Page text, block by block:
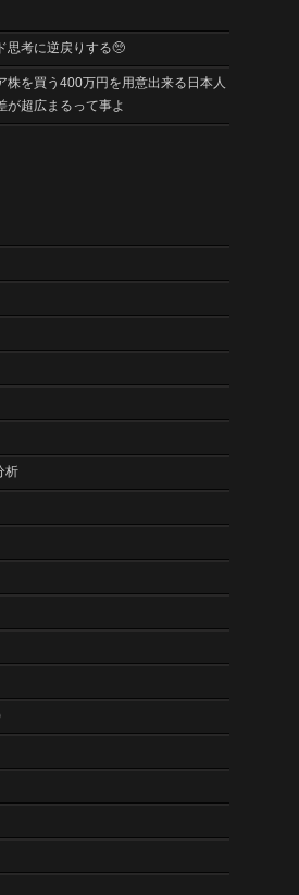
思考に逆戻りする🥺
株を買う400万円を用意出来る日本人
が超広まるって事よ
析